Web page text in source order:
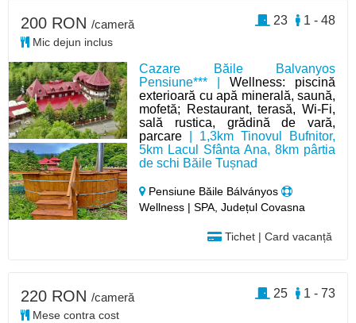
Cazare Băile Balvanyos
Pensiune*** |Wellness: piscină
exterioară cu apă minerală, saună,
mofetă; Restaurant, terasă, Wi-Fi,
sală rustica, grădină de vară,
parcare | 1,3km Tinovul Bufnitor,
5km Lacul Sfânta Ana, 8km pârtia
de schi Băile Tușnad
Pensiune Băile Bálványos
Wellness | SPA, Județul Covasna
Tichet | Card vacanță
200 RON /cameră
Mic dejun inclus
1 - 48
23
220 RON /cameră
Mese contra cost
1 - 73
25